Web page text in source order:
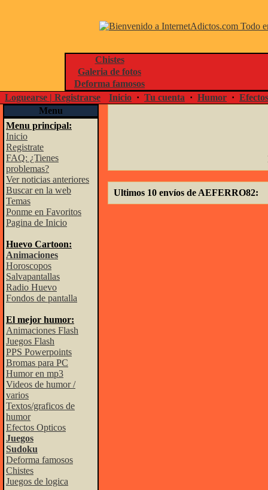
Chistes
Galeria de fotos
Deforma famosos
Loguearse | Registrarse
Inicio · Tu cuenta · Humor ·
Menu
Menu principal:
Inicio
Registrate
FAQ: ¿Tienes
problemas?
Ver noticias anteriores
Buscar en la web
Temas
Ponme en Favoritos
Pagina de Inicio
Huevo Cartoon:
Animaciones
Horoscopos
Salvapantallas
Radio Huevo
Fondos de pantalla
El mejor humor:
Animaciones Flash
Juegos Flash
PPS Powerpoints
Bromas para PC
Humor en mp3
Videos de humor /
varios
Textos/graficos de
humor
Efectos Opticos
Juegos
Sudoku
Deforma famosos
Chistes
Juegos de logica
Ultimos 10 envíos de AEFERRO82: